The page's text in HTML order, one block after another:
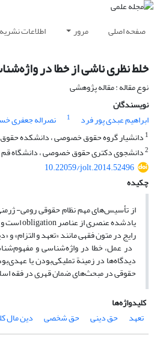
صفحه اصلی مرور اطلاعات نشریه
خلط نظری ناشی از خطا در
نوع مقاله : مقاله پژوهشی
نویسندگان
ابراهیم عبدی پور فرد
1 نصراله جعفری
1 دانشیار گروه حقوق خصوصی ، دانشکده
2دانشجوی دکتری حقوق خصوصی ، دانشگاه قم
10.22059/jolt.2014.52496
چکیده
رایج در متون فقهی مانند «تعهد و
در عمل، خطا در واژه‌‌شناسی و
دیدگاه‌ها در زمینة تملیکی‌بودن یا
حقوقی در مبحث‌های ضمان قهری در فقه
کلیدواژه‌ها
تعهد
حق دینی حق شخصی دین مال